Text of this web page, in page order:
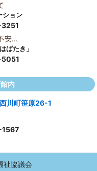
ション
安...
ばたき」
内
川町笹原26-1
祉協議会